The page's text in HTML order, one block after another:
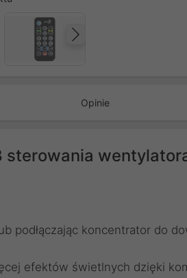
Opinie
sterowania
podłączając koncentrator do
efektów świetlnych dzięki